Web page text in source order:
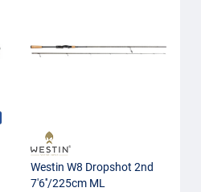
Westin W8 Dropshot 2nd
7'6''/225cm ML